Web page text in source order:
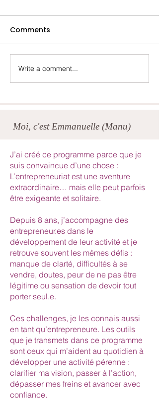
Lydia- Mai 2025
Comments
Write a comment...
J’ai créé ce programme parce que je
suis convaincue d’une chose :
L’entrepreneuriat est une aventure
extraordinaire… mais elle peut parfois
être exigeante et solitaire.
Depuis 8 ans, j’accompagne des
entrepreneur.es dans le
développement de leur activité et je
retrouve souvent les mêmes défis :
manque de clarté, difficultés à se
vendre, doutes, peur de ne pas être
légitime ou sensation de devoir tout
porter seul.e.
Ces challenges, je les connais aussi
en tant qu’entrepreneure. Les outils
que je transmets dans ce programme
sont ceux qui m’aident au quotidien à
développer une activité pérenne :
clarifier ma vision, passer à l’action,
dépasser mes freins et avancer avec
confiance.
Moi, c'est Emmanuelle (Manu)